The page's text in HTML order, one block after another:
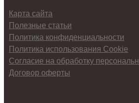
Карта сайта
Полезные статьи
Политика конфиденциальности
Политика использования Cookie
Согласие на обработку
Договор оферты